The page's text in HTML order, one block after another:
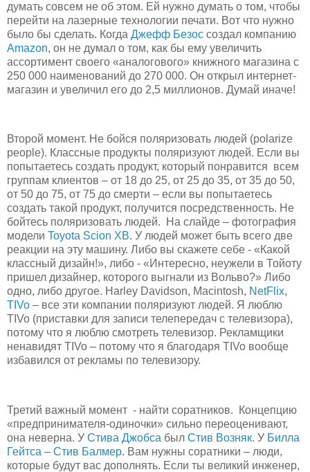
думать совсем не об этом. Ей нужно думать о том, чтобы
перейти на лазерные технологии печати. Вот что нужно
было бы сделать. Когда Джефф Безос создал компанию
Amazon, он не думал о том, как бы ему увеличить
ассортимент своего «аналогового» книжного магазина с
250 000 наименований до 270 000. Он открыл интернет-
магазин и увеличил его до 2,5 миллионов. Думай иначе!
Второй момент. Не бойся поляризовать людей (polarize
people). Классные продукты поляризуют людей. Если вы
попытаетесь создать продукт, который понравится всем
группам клиентов – от 18 до 25, от 25 до 35, от 35 до 50,
от 50 до 75, от 75 до смерти – если вы попытаетесь
создать такой продукт, получится посредственность. Не
бойтесь поляризовать людей. На слайде – фотография
модели Toyota Scion XB. У людей может быть всего две
реакции на эту машину. Либо вы скажете себе - «Какой
классный дизайн!», либо - «Интересно, неужели в Тойоту
пришел дизайнер, которого выгнали из Вольво?» Либо
одно, либо другое. Harley Davidson, Macintosh, NetFlix,
TIVo – все эти компании поляризуют людей. Я люблю
TIVo (приставки для записи телепередач с телевизора),
потому что я люблю смотреть телевизор. Рекламщики
ненавидят TIVo – потому что я благодаря TIVo вообще
избавился от рекламы по телевизору.
Третий важный момент - найти соратников. Концепцию
«предпринимателя-одиночки» сильно переоценивают,
она неверна. У Стива Джобса был Стив Возняк. У Билла
Гейтса – Стив Балмер. Вам нужны соратники – люди,
которые будут вас дополнять. Если ты великий инженер,